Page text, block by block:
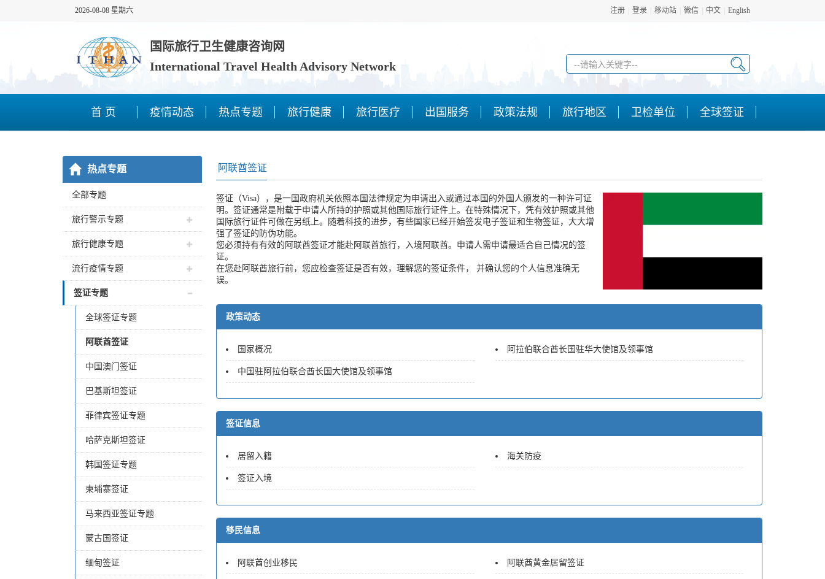
注册 登录 移动站 微信 中文 English
2026-08-08 星期六
国际旅行卫生健康咨询网
International Travel Health Advisory Network
首 页 疫情动态 热点专题 旅行健康 旅行医疗 出国服务 政策法规 旅行地区 卫检单位 全球签证
热点专题
全部专题
旅行警示专题
旅行健康专题
流行疫情专题
签证专题
全球签证专题
阿联酋签证
中国澳门签证
巴基斯坦签证
菲律宾签证专题
哈萨克斯坦签证
韩国签证专题
柬埔寨签证
马来西亚签证专题
蒙古国签证
缅甸签证
阿联酋签证
签证（Visa），是一国政府机关依照本国法律规定为申请出入或通过本国的外国人颁发的一种许可证
明。签证通常是附载于申请人所持的护照或其他国际旅行证件上。在特殊情况下，凭有效护照或其他
国际旅行证件可做在另纸上。随着科技的进步，有些国家已经开始签发电子签证和生物签证，大大增
强了签证的防伪功能。
您必须持有有效的阿联酋签证才能赴阿联酋旅行，入境阿联酋。申请人需申请最适合自己情况的签
证。­
在您赴阿联酋旅行前，您应检查签证是否有效，理解您的签证条件， 并确认您的个人信息准确无
误。
政策动态
国家概况 阿拉伯联合酋长国驻华大使馆及领事馆
中国驻阿拉伯联合酋长国大使馆及领事馆
签证信息
居留入籍 海关防疫
签证入境
移民信息
阿联酋创业移民 阿联酋黄金居留签证